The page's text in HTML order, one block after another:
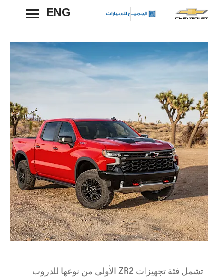
ENG رجوع
تشمل فئة تجهيزات ZR2 الأولى من نوعها للدروب